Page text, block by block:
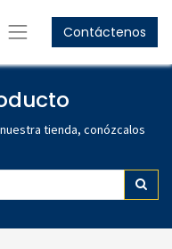
Contáctenos
tienda, conózcalos